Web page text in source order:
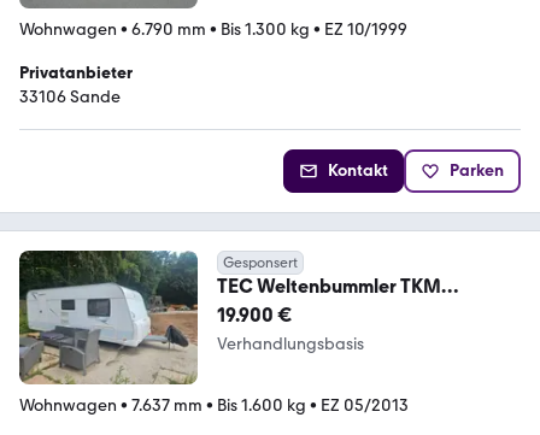
Wohnwagen • 6.790 mm • Bis 1.300 kg • EZ 10/1999
Privatanbieter
33106 Sande
Kontakt Parken
Gesponsert
TEC Weltenbummler TKM
Wohnanhänger Doppelstockbett
19.900 €
Verhandlungsbasis
Wohnwagen • 7.637 mm • Bis 1.600 kg • EZ 05/2013